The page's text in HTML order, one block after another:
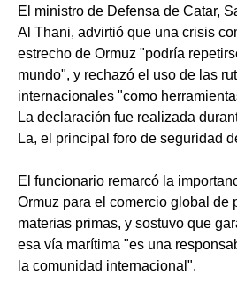
El ministro de Defensa de Catar,
Al Thani, advirtió que una crisis
estrecho de Ormuz "podría
mundo", y rechazó el uso de las
internacionales "como
La declaración fue realizada
La, el principal foro de seguridad
El funcionario remarcó la
Ormuz para el comercio global de
materias primas, y sostuvo que
esa vía marítima "es una
la comunidad internacional".